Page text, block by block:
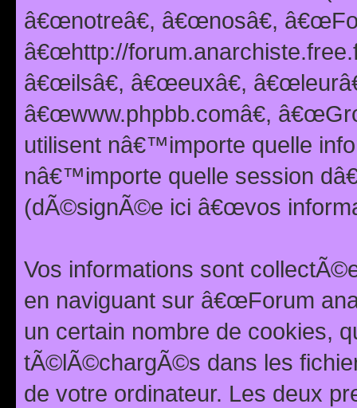
â€œnotreâ€, â€œnosâ€,
â€œhttp://
â€œilsâ€, â€œeuxâ€,
â€œwww.phpbb.comâ€,
utilisent nâ€™importe quelle
nâ€™importe quelle session
(dÃ©signÃ©e ici â€œvos
Vos informations sont
en naviguant sur â€œForum
un certain nombre de cookies,
tÃ©lÃ©chargÃ©s dans les
de votre ordinateur. Les deux